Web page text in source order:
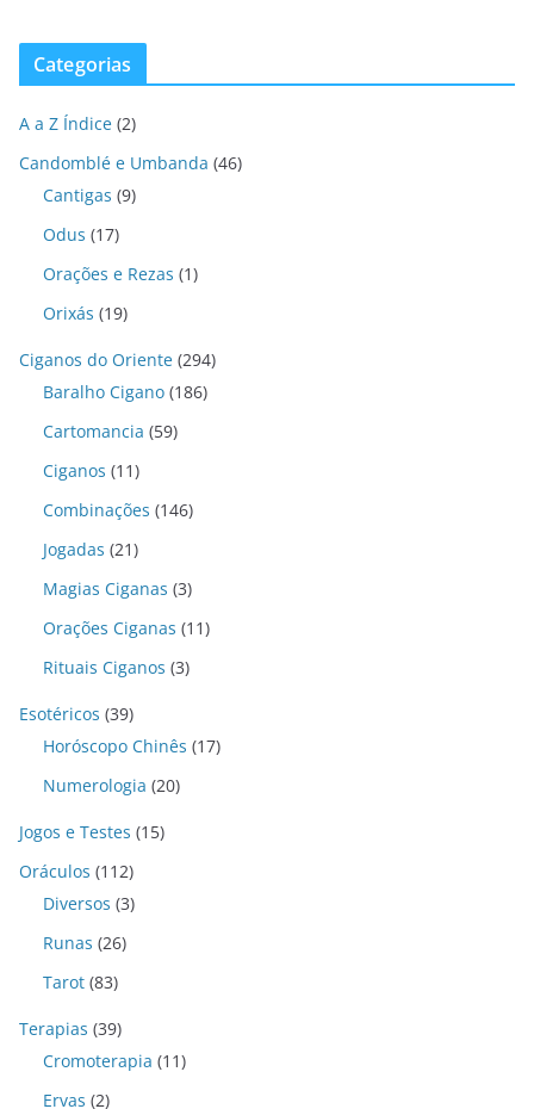
Categorias
A a Z Índice (2)
Candomblé e Umbanda (46)
Cantigas (9)
Odus (17)
Orações e Rezas (1)
Orixás (19)
Ciganos do Oriente (294)
Baralho Cigano (186)
Cartomancia (59)
Ciganos (11)
Combinações (146)
Jogadas (21)
Magias Ciganas (3)
Orações Ciganas (11)
Rituais Ciganos (3)
Esotéricos (39)
Horóscopo Chinês (17)
Numerologia (20)
Jogos e Testes (15)
Oráculos (112)
Diversos (3)
Runas (26)
Tarot (83)
Terapias (39)
Cromoterapia (11)
Ervas (2)